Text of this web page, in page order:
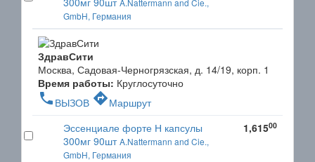
A.Nattermann and Cie.,
GmbH, Германия
ЗдравСити
Москва, Садовая-Черногрязская, д. 14/19, корп. 1
Время работы: Круглосуточно
phone ВЫЗОВ directionsМаршрут
Эссенциале форте Н капсулы
300мг 90штA.Nattermann and Cie.,
GmbH, Германия
1,61500